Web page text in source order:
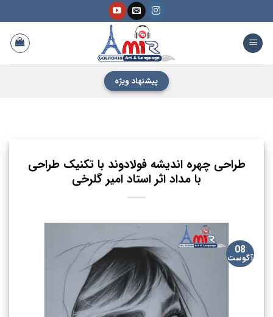
به
محتوا
پیشنهاد ویژه
طراحی چهره اندیشه فولادوند با تکنیک طراحی
با مداد اثر استاد امیر گلرخی
08
آگوست